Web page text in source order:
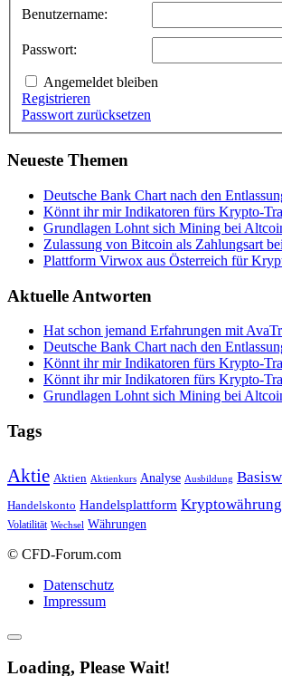
Benutzername:
Passwort:
Angemeldet bleiben
Registrieren
Passwort zurücksetzen
Neueste Themen
Deutsche Bank Chart nach den
Könnt ihr mir Indikatoren fürs Krypto-
Grundlagen Lohnt sich Mining bei
Zulassung von Bitcoin als Zahlungsart
Plattform Virwox aus Österreich für
Aktuelle Antworten
Hat schon jemand Erfahrungen mit
Deutsche Bank Chart nach den
Könnt ihr mir Indikatoren fürs Krypto-
Könnt ihr mir Indikatoren fürs Krypto-
Grundlagen Lohnt sich Mining bei
Tags
Aktie Aktien Aktienkurs Analyse Ausbildung
Handelskonto Handelsplattform
Volatilität Wechsel Währungen
© CFD-Forum.com
Datenschutz
Impressum
Loading, Please Wait!